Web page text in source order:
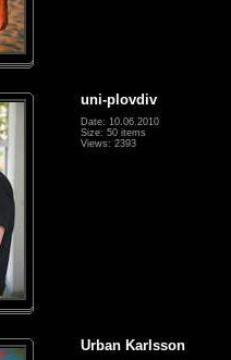
uni-plovdiv
Date: 10.06.2010
Size: 50 items
Views: 2393
Urban Karlsson